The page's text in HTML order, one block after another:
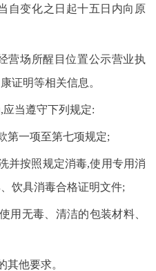
自变化之日起十五日内向原
营场所醒目位置公示营业执
证明等相关信息。
当遵守下列规定:
第一项至第七项规定;
并按照规定消毒,使用专用消
饮具消毒合格证明文件;
用无毒、清洁的包装材料、
其他要求。